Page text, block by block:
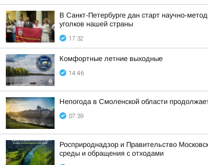
В Санкт-Петербурге дан старт научно-
уголков нашей страны
17:32
Комфортные летние выходные
14:46
Непогода в Смоленской области
07:39
Росприроднадзор и Правительство
среды и обращения с отходами